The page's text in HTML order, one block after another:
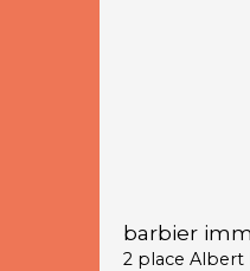
barbier
2 place Albert